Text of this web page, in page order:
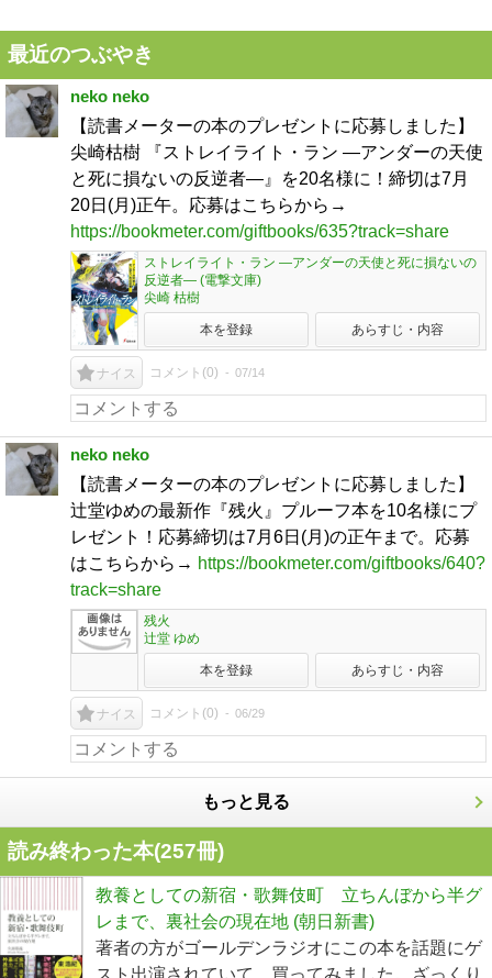
最近のつぶやき
neko neko
【読書メーターの本のプレゼントに応募しました】
尖崎枯樹 『ストレイライト・ラン ―アンダーの天使
と死に損ないの反逆者―』を20名様に！締切は7月
20日(月)正午。応募はこちらから→
https://bookmeter.com/giftbooks/635?track=share
ストレイライト・ラン ―アンダーの天使と死に損ないの
反逆者― (電撃文庫)
尖崎 枯樹
本を登録 あらすじ・内容
ナイス コメント(0) 07/14
neko neko
【読書メーターの本のプレゼントに応募しました】
辻堂ゆめの最新作『残火』プルーフ本を10名様にプ
レゼント！応募締切は7月6日(月)の正午まで。応募
はこちらから→ https://bookmeter.com/giftbooks/640?
track=share
残火
辻堂 ゆめ
本を登録 あらすじ・内容
ナイス コメント(0) 06/29
もっと見る
読み終わった本(257冊)
教養としての新宿・歌舞伎町 立ちんぼから半グ
レまで、裏社会の現在地 (朝日新書)
著者の方がゴールデンラジオにこの本を話題にゲ
スト出演されていて、買ってみました。ざっくり